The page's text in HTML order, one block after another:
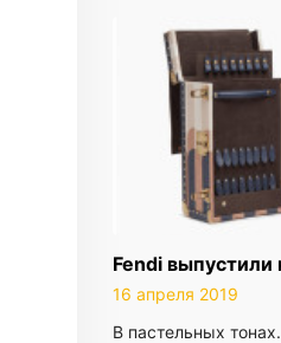
Fendi
16 апреля 2019
В пастельных тонах.